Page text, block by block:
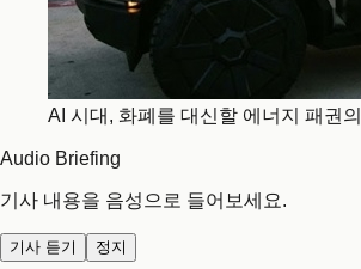
AI 시대, 화폐를 대신할 에너지 패권
Audio Briefing
기사 내용을 음성으로 들어보세요.
기사 듣기 정지